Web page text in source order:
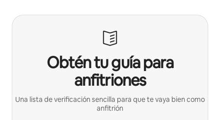
Obtén tu guía para
anfitriones
Una lista de verificación sencilla para que te vaya bien como
anfitrión